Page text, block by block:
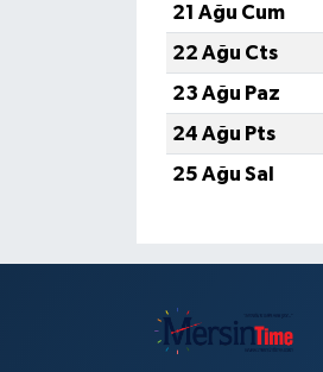
21 Ağu Cum
22 Ağu Cts
23 Ağu Paz
24 Ağu Pts
25 Ağu Sal